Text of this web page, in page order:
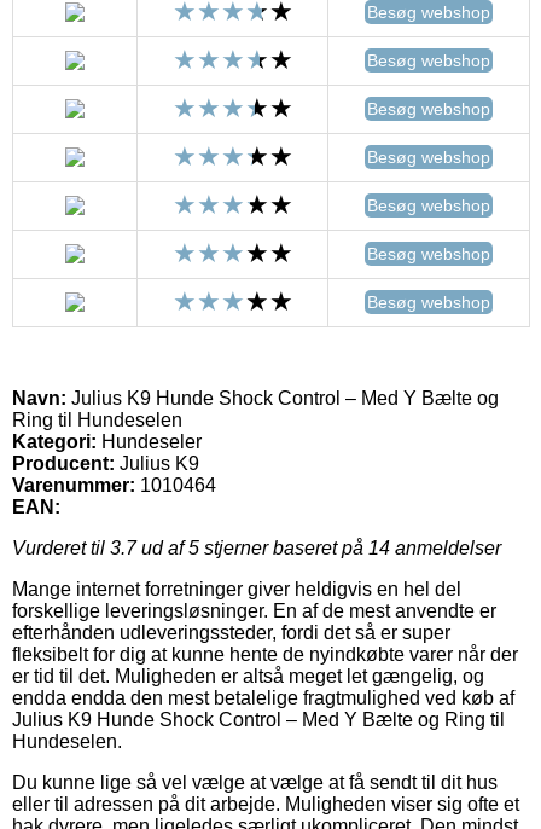
Besøg webshop
Besøg webshop
Besøg webshop
Besøg webshop
Besøg webshop
Besøg webshop
Besøg webshop
Navn: Julius K9 Hunde Shock Control – Med Y Bælte og
Ring til Hundeselen
Kategori: Hundeseler
Producent: Julius K9
Varenummer: 1010464
EAN:
Vurderet til 3.7ud af 5 stjerner baseret på 14 anmeldelser
Mange internet forretninger giver heldigvis en hel del
forskellige leveringsløsninger. En af de mest anvendte er
efterhånden udleveringssteder, fordi det så er super
fleksibelt for dig at kunne hente de nyindkøbte varer når der
er tid til det. Muligheden er altså meget let gængelig, og
endda endda den mest betalelige fragtmulighed ved køb af
Julius K9 Hunde Shock Control – Med Y Bælte og Ring til
Hundeselen.
Du kunne lige så vel vælge at vælge at få sendt til dit hus
eller til adressen på dit arbejde. Muligheden viser sig ofte et